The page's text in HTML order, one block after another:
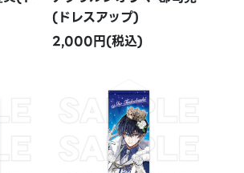
(ドレスアップ)
2,000円(税込)